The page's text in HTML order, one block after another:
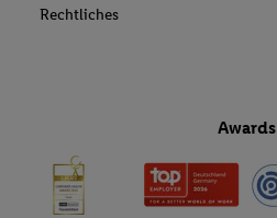
Rechtliches
Awards